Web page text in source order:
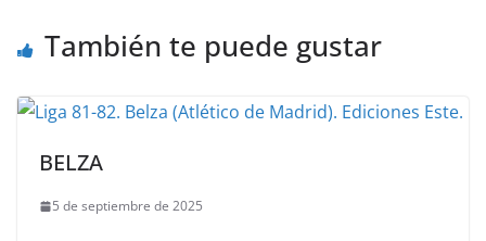
También te puede gustar
BELZA
5 de septiembre de 2025